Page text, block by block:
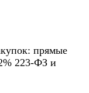
прямые
223-ФЗ и